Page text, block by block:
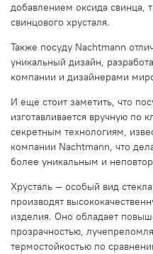
добавлением оксида свинца,
свинцового хрусталя.
Также посуду Nachtmann
уникальный дизайн,
компании и дизайнерами
И еще стоит заметить, что
изготавливается вручную по
секретным технологиям,
компании Nachtmann, что
более уникальным и
Хрусталь — особый вид
производят
изделия. Оно обладает
прозрачностью,
термостойкостью по